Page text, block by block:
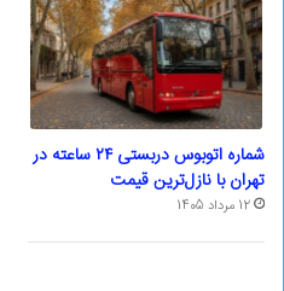
شماره اتوبوس دربستی ۲۴ ساعته در
تهران با نازل‌ترین قیمت
12 مرداد 1405